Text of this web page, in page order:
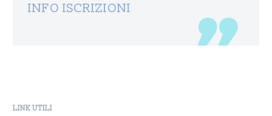
INFO ISCRIZIONI
LINK UTILI